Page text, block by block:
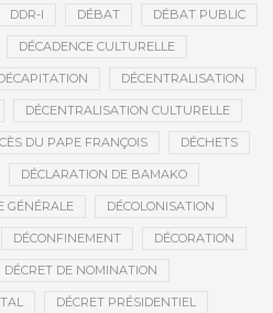
DDR-I DÉBAT DÉBAT PUBLIC
DÉCADENCE CULTURELLE
DÉCENTRALISATION
DÉCENTRALISATION CULTURELLE
DU PAPE FRANÇOIS DÉCHETS
DÉCLARATION DE BAMAKO
GÉNÉRALE DÉCOLONISATION
DÉCONFINEMENT DÉCORATION
DÉCRET DE NOMINATION
DÉCRET PRÉSIDENTIEL